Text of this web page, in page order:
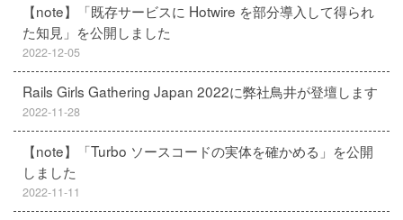
【note】「既存サービスに Hotwire を部分導入して得られ
た知見」を公開しました
2022-12-05
Rails Girls Gathering Japan 2022に弊社鳥井が登壇します
2022-11-28
【note】「Turbo ソースコードの実体を確かめる」を公開
しました
2022-11-11